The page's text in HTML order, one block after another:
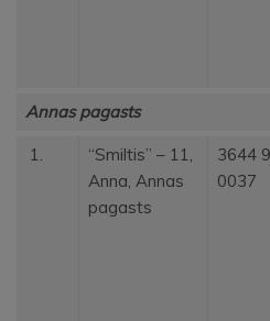
Annas pagasts
“Smiltis” – 11,
Anna, Annas
pagasts
3644
0037